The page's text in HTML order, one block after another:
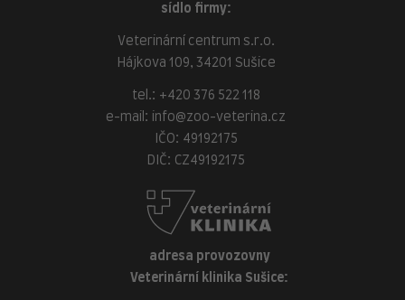
sídlo firmy:
Veterinární centrum s.r.o.
Hájkova 109, 34201 Sušice
tel.: +420 376 522 118
e-mail:
info@zoo-veterina.cz
IČO: 49192175
DIČ: CZ49192175
adresa provozovny
Veterinární klinika Sušice: